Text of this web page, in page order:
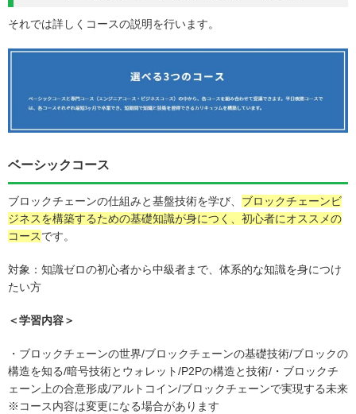
それでは詳しくコースの説明を行います。
ベーシックコース
ブロックチェーンの仕組みと基盤技術を学び、 ブロックチェーンビ
ジネスを構築するための基礎知識が身につく、初心者にオススメの
コースです。
対象：知識ゼロの初心者から中級者まで、体系的な知識を身につけ
たい方
＜学習内容＞
・ブロックチェーンの世界/ブロックチェーンの基礎技術/ブロックの
構造を知る/暗号技術とウォレット/P2Pの構造と技術/・ブロックチ
ェーン上の合意形成/アルトコイン/ブロックチェーンで実現する未来
※コース内容は変更になる場合があります